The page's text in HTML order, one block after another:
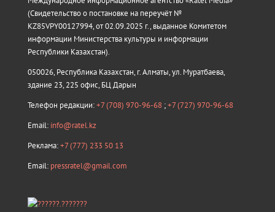
(Свидетельство о постановке на переучёт №
KZ85VPY00127994, от 02.09.2025 г., выданное Комитетом
информации Министерства культуры и информации
Республики Казахстан).
050026, Республика Казахстан, г. Алматы, ул. Муратбаева,
здание 23, 225 офис, БЦ Дарын
Телефон редакции:+7 (708) 970-96-68 ;+7 (727) 970-96-68
Email: info@ratel.kz
Реклама:+7 (777) 233 50 13
Email: pressratel@gmail.com